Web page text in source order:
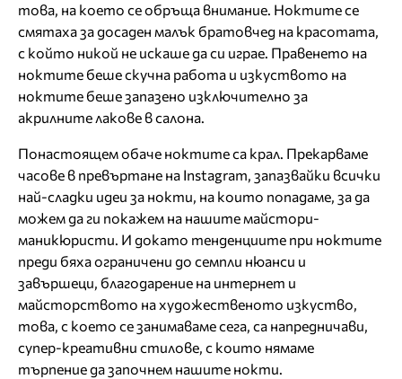
това, на което се обръща внимание. Ноктите се
смятаха за досаден малък братовчед на красотата,
с който никой не искаше да си играе. Правенето на
ноктите беше скучна работа и изкуството на
ноктите беше запазено изключително за
акрилните лакове в салона.
Понастоящем обаче ноктите са крал. Прекарваме
часове в превъртане на Instagram, запазвайки всички
най-сладки идеи за нокти, на които попадаме, за да
можем да ги покажем на нашите майстори-
маникюристи. И докато тенденциите при ноктите
преди бяха ограничени до семпли нюанси и
завършеци, благодарение на интернет и
майсторството на художественото изкуство,
това, с което се занимаваме сега, са напредничави,
супер-креативни стилове, с които нямаме
търпение да започнем нашите нокти.